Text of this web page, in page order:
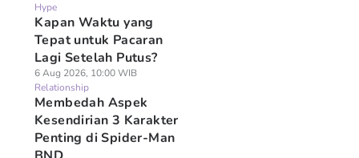
Hype
⁠Kapan Waktu yang
Tepat untuk Pacaran
Lagi Setelah Putus?
6 Aug 2026, 10:00 WIB
Relationship
Membedah Aspek
Kesendirian 3 Karakter
Penting di Spider-Man